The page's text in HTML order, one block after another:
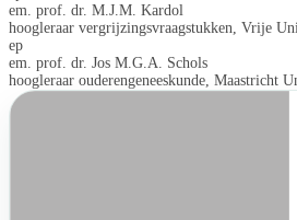
em. prof. dr. M.J.M. Kardol
hoogleraar vergrijzingsvraagstukken, Vrije
ep
em. prof. dr. Jos M.G.A. Schols
hoogleraar ouderengeneeskunde, Maastricht